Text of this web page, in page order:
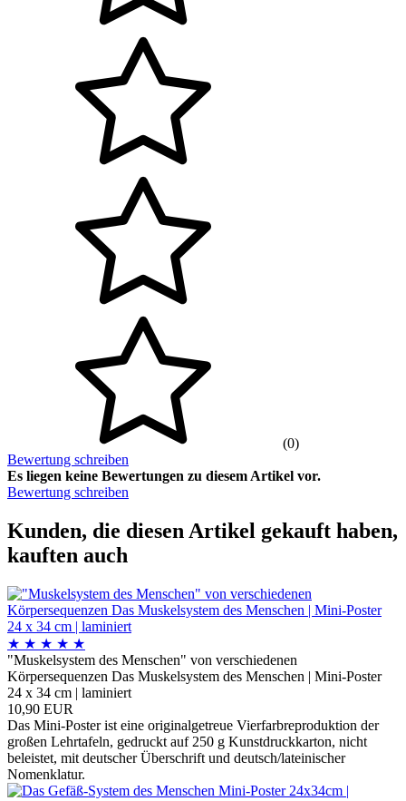
(0)
Bewertung schreiben
Es liegen keine Bewertungen zu diesem Artikel vor.
Bewertung schreiben
Kunden, die diesen Artikel gekauft haben,
kauften auch
★ ★ ★ ★ ★
"Muskelsystem des Menschen" von verschiedenen
Körpersequenzen Das Muskelsystem des Menschen | Mini-Poster
24 x 34 cm | laminiert
10,90 EUR
Das Mini-Poster ist eine originalgetreue Vierfarbreproduktion der
großen Lehrtafeln, gedruckt auf 250 g Kunstdruckkarton, nicht
beleistet, mit deutscher Überschrift und deutsch/lateinischer
Nomenklatur.